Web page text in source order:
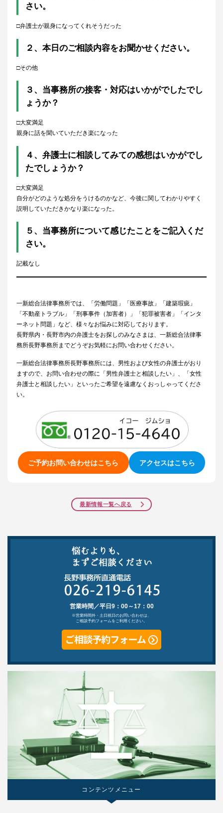
さい。
□弁護士が親身になってくれそうだった
２、本日のご相談内容をお聞かせください。
□その他
３、当事務所の接客・対応はいかがでしたでし
ょうか？
□大変満足
親身に話を聞いていただき楽になった
４、弁護士に相談してみての感想はいかがでし
たでしょうか？
□大変満足
自分がどのような処分をうけるのかなど、今後に関してわかりやすく
説明していただきかなり楽になった。
５、当事務所について感じたことをご記入くだ
さい。
記載なし
一新総合法律事務所では、「労働問題」「医療事故」「建築瑕疵」
「不動産トラブル」「刑事事件（加害者）」「犯罪被害者」「インタ
ーネット問題」など、様々なお悩みに対応しております。
長野県内・長野市内の弁護士をお探しのみなさまは、一新総合法律事
務所長野事務所までどうぞお気軽にお問い合わせください。
一新総合法律事務所長野事務所には、男性および女性の弁護士がおり
ますので、お問い合わせの際に「男性弁護士と相談したい」、「女性
弁護士と相談したい」といったご希望を遠慮なくおっしゃってくださ
い。
ご予約お問い合わせはこちら アクセスはこちら
最新情報一覧へ戻る
営業時間／平日9：00～17：00
※営業時間外・土日祝日のお問い合わせは、
ご相談予約フォームをご利用ください。
コンテンツメニュー